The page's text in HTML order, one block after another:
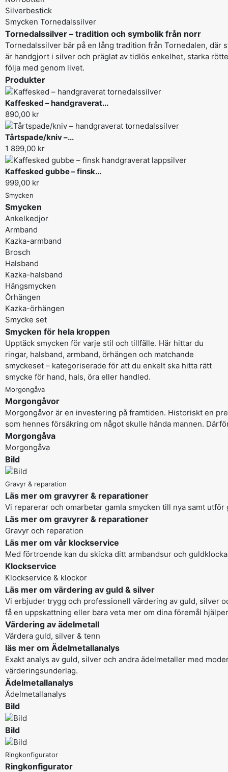
Silverbestick
Smycken Tornedalssilver
Tornedalssilver – tradition och symbolik från norr
Tornedalssilver bär på en lång tradition från Tornedalen, där
är handgjort i silver och präglat av tidlös enkelhet, starka
följa med genom livet.
Produkter
Kaffesked – handgraverat...
890,00 kr
Tårtspade/kniv –...
1 899,00 kr
Kaffesked gubbe – finsk...
999,00 kr
Smycken
Smycken
Ankelkedjor
Armband
Kazka-armband
Brosch
Halsband
Kazka-halsband
Hängsmycken
Örhängen
Kazka-örhängen
Smycke set
Smycken för hela kroppen
Upptäck smycken för varje stil och tillfälle. Här hittar du
ringar, halsband, armband, örhängen och matchande
smyckeset – kategoriserade för att du enkelt ska hitta rätt
smycke för hand, hals, öra eller handled.
Morgongåva
Morgongåvor
Morgongåvor är en investering på framtiden. Historiskt en
som hennes försäkring om något skulle hända mannen.
Morgongåva
Morgongåva
Bild
Gravyr & reparation
Läs mer om gravyrer & reparationer
Vi reparerar och omarbetar gamla smycken till nya samt
Läs mer om gravyrer & reparationer
Gravyr och reparation
Läs mer om vår klockservice
Med förtroende kan du skicka ditt armbandsur och
Klockservice
Klockservice & klockor
Läs mer om värdering av guld & silver
Vi erbjuder trygg och professionell värdering av guld, silver
få en uppskattning eller bara veta mer om dina föremål
Värdering av ädelmetall
Värdera guld, silver & tenn
läs mer om Ädelmetallanalys
Exakt analys av guld, silver och andra ädelmetaller med
värderingsunderlag.
Ädelmetallanalys
Ädelmetallanalys
Bild
Bild
Ringkonfigurator
Ringkonfigurator